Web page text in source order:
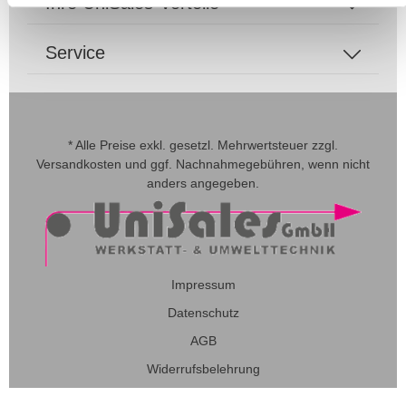
Service
Impressum
Datenschutz
AGB
Widerrufsbelehrung
* Alle Preise exkl. gesetzl. Mehrwertsteuer zzgl.
Versandkosten und ggf. Nachnahmegebühren, wenn nicht
anders angegeben.